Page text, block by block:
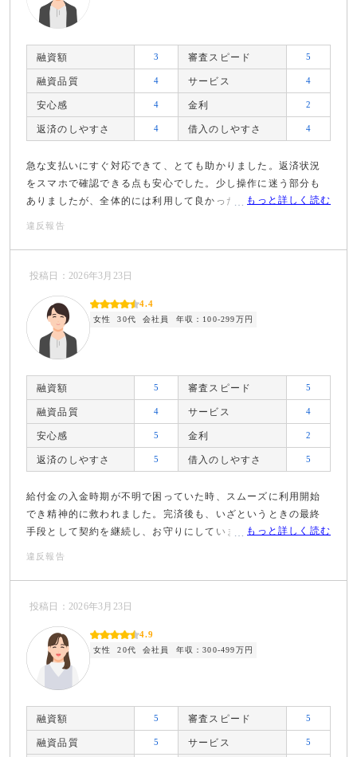
融資額 3 審査スピード 5
融資品質 4 サービス 4
安心感 4 金利 2
返済のしやすさ 4 借入のしやすさ 4
急な支払いにすぐ対応できて、とても助かりました。返済状況
をスマホで確認できる点も安心でした。少し操作に迷う部分も
ありましたが、全体的には利用して良かったと感じています。
もっと詳しく読む
違反報告
投稿日：2026年3月23日
4.4
女性 30代 会社員 年収：100-299万円
融資額 5 審査スピード 5
融資品質 4 サービス 4
安心感 5 金利 2
返済のしやすさ 5 借入のしやすさ 5
給付金の入金時期が不明で困っていた時、スムーズに利用開始
でき精神的に救われました。完済後も、いざというときの最終
手段として契約を継続し、お守りにしています。もっと詳しく読む
違反報告
投稿日：2026年3月23日
4.9
女性 20代 会社員 年収：300-499万円
融資額 5 審査スピード 5
融資品質 5 サービス 5